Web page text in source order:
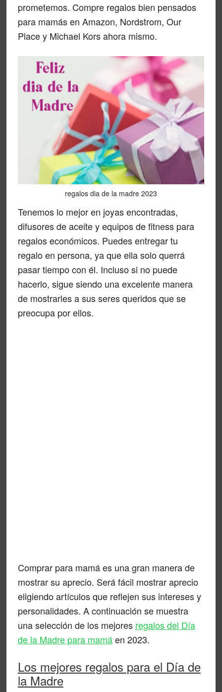
prometemos. Compre regalos bien pensados
para mamás en Amazon, Nordstrom, Our
Place y Michael Kors ahora mismo.
regalos dia de la madre 2023
Tenemos lo mejor en joyas encontradas,
difusores de aceite y equipos de fitness para
regalos económicos. Puedes entregar tu
regalo en persona, ya que ella solo querrá
pasar tiempo con él. Incluso si no puede
hacerlo, sigue siendo una excelente manera
de mostrarles a sus seres queridos que se
preocupa por ellos.
Comprar para mamá es una gran manera de
mostrar su aprecio. Será fácil mostrar aprecio
eligiendo artículos que reflejen sus intereses y
personalidades. A continuación se muestra
una selección de los mejores regalos del Día
de la Madre para mamáen 2023.
Los mejores regalos para el Día de
la Madre